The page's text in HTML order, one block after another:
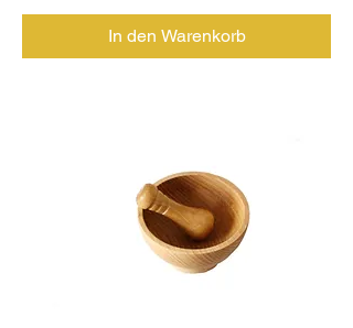
In den Warenkorb